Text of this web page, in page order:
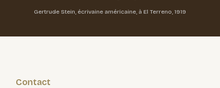
Gertrude Stein, écrivaine américaine, à El Terreno, 1919
Contact